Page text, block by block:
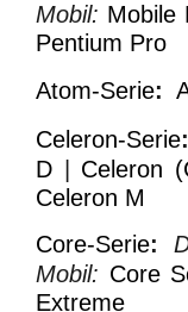
Mobil: Mobile
Pentium Pro
Atom-Serie:
Celeron-Serie:
D | Celeron
Celeron M
Core-Serie:
Mobil: Core
Extreme